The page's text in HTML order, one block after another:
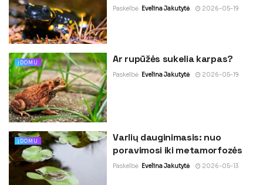
Paskelbė Evelina Jakutytė 2026-05-19
ĮDOMU Ar rupūžės sukelia karpas?
Paskelbė Evelina Jakutytė 2026-05-19
ĮDOMU
Varlių dauginimasis: nuo
poravimosi iki metamorfozės
Paskelbė Evelina Jakutytė 2026-05-13